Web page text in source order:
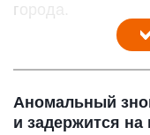
города.
Аномальный
и задержится на